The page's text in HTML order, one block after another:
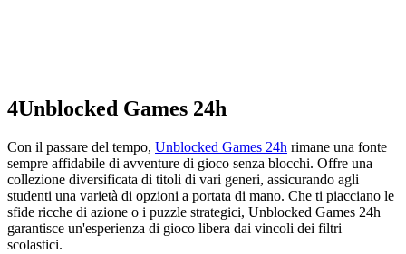
4Unblocked Games 24h
Con il passare del tempo, Unblocked Games 24h rimane una fonte
sempre affidabile di avventure di gioco senza blocchi. Offre una
collezione diversificata di titoli di vari generi, assicurando agli
studenti una varietà di opzioni a portata di mano. Che ti piacciano le
sfide ricche di azione o i puzzle strategici, Unblocked Games 24h
garantisce un'esperienza di gioco libera dai vincoli dei filtri
scolastici.